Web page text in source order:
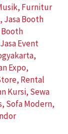
, Furnitur
, Jasa Booth
Booth
Jasa Event
,
Expo,
, Rental
Kursi, Sewa
, Sofa Modern,